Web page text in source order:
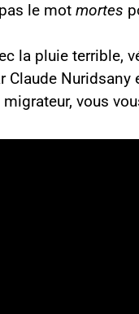
le mot mortes
la pluie terrible,
Claude
vous